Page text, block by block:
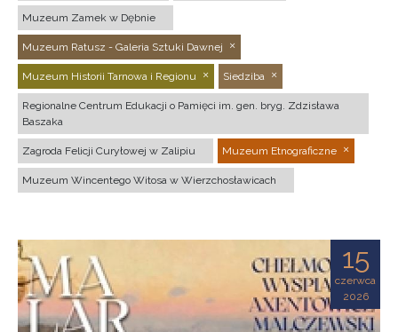
Muzeum Zamek w Dębnie
Muzeum Ratusz - Galeria Sztuki Dawnej
Muzeum Historii Tarnowa i Regionu Siedziba
Regionalne Centrum Edukacji o Pamięci im. gen. bryg. Zdzisława
Baszaka
Zagroda Felicji Curyłowej w Zalipiu Muzeum Etnograficzne
Muzeum Wincentego Witosa w Wierzchosławicach
15
czerwca
2026